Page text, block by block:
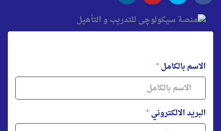
الاسم بالكامل*
البريد الالكتروني*